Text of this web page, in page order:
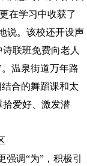
在学习中收获了
说。该校还开设声
联班免费向老人
温泉街道万年路
合的舞蹈课和太
爱好、激发潜
调“为”，积极引